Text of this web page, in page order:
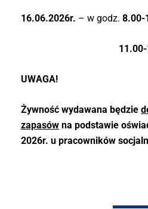
16.06.2026r. – w godz. 8.00-
11.00-
UWAGA!
Żywność wydawana będzie
zapasów na podstawie
2026r. u pracowników